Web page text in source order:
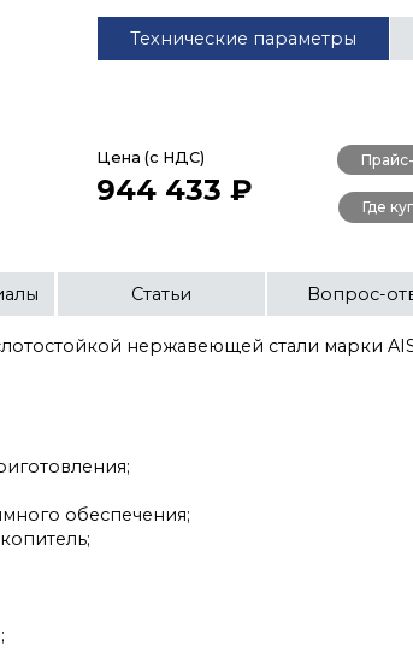
Технические параметры
Цена (с НДС)
944 433 ₽ Где
Статьи Вопрос-
нержавеющей стали марки
обеспечения;